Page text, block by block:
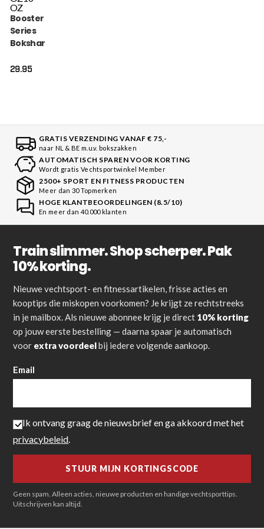
OZ
Booster Alpha
Series
Bokshandschoenen
ALPHA BLACK RED)
29.95
GRATIS VERZENDING VANAF € 75,-
naar NL & BE m.u.v. bokszakken
AUTOMATISCH SPAREN VOOR KORTING
Wordt gratis Vechtsportwinkel Member
2500+ SPORT EN FITNESS PRODUCTEN
Meer dan 30 Topmerken
HOGE KLANTBEOORDELINGEN (8.5/10)
En meer dan 40.000 klanten
Train slimmer. Shop scherper. Pak
10% korting.
Nieuwe vechtsport- en fitnessartikelen, frisse acties en
kooptips die miskopen voorkomen? Je krijgt ze rechtstreeks
in je mailbox. Als nieuwe abonnee krijg je direct 10% korting
op jouw eerste bestelling — daarna spaar je automatisch
voor extra voordeelbij iedere volgende aankoop.
Email
Ik ontvang graag de nieuwsbrief en ga akkoord met het
privacybeleid
Geen spam. Alleen acties, nieuwe producten en handige vechtsporttips.
Uitschrijven kan altijd.